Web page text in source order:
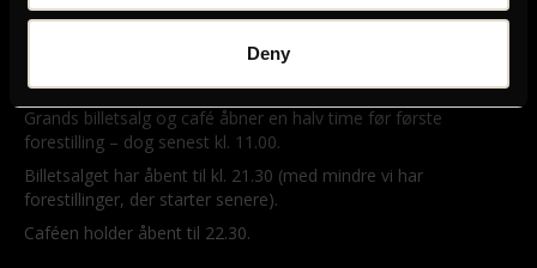
Deny
Telefon: 33 15 16 11
ÅBNINGSTIDER
Grands billetsalg og café åbner en halv time før første
forestilling – dog senest kl. 11.00.
Billetsalget har åbent til kl. 21.30 (med mindre vi har
forestillinger, der starter senere).
Caféen holder åbent til 22.30.